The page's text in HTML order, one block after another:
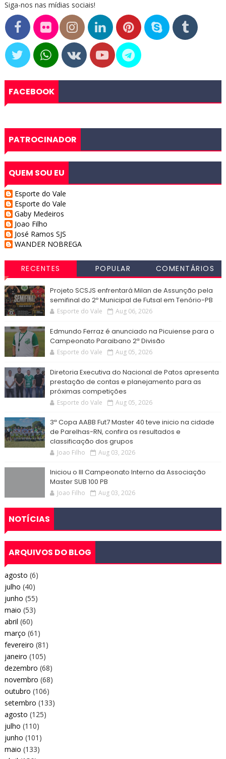
Siga-nos nas mídias sociais!
FACEBOOK
PATROCINADOR
QUEM SOU EU
Esporte do Vale
Esporte do Vale
Gaby Medeiros
Joao Filho
José Ramos SJS
WANDER NOBREGA
RECENTES POPULAR COMENTÁRIOS
Projeto SCSJS enfrentará Milan de Assunção pela
semifinal do 2º Municipal de Futsal em Tenório-PB
Esporte do Vale Aug 06, 2026
Edmundo Ferraz é anunciado na Picuiense para o
Campeonato Paraibano 2ª Divisão
Esporte do Vale Aug 05, 2026
Diretoria Executiva do Nacional de Patos apresenta
prestação de contas e planejamento para as
próximas competições
Esporte do Vale Aug 05, 2026
3ª Copa AABB Fut7 Master 40 teve inicio na cidade
de Parelhas-RN, confira os resultados e
classificação dos grupos
Joao Filho Aug 03, 2026
Iniciou o III Campeonato Interno da Associação
Master SUB 100 PB
Joao Filho Aug 03, 2026
NOTÍCIAS
ARQUIVOS DO BLOG
agosto (6)
julho (40)
junho (55)
maio (53)
abril (60)
março (61)
fevereiro (81)
janeiro (105)
dezembro (68)
novembro (68)
outubro (106)
setembro (133)
agosto (125)
julho (110)
junho (101)
maio (133)